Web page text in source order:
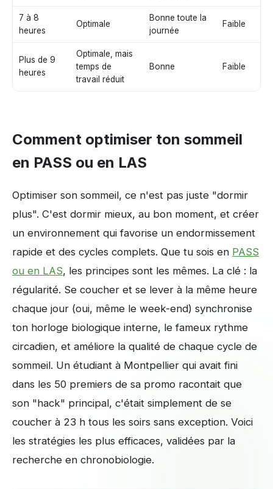
7 à 8
heures
Optimale
Bonne toute la
journée
Faible
Plus de 9
heures
Optimale, mais
temps de
travail réduit
Bonne Faible
Comment optimiser ton sommeil
en PASS ou en LAS
Optimiser son sommeil, ce n'est pas juste "dormir
plus". C'est dormir mieux, au bon moment, et créer
un environnement qui favorise un endormissement
rapide et des cycles complets. Que tu sois en PASS
ou en LAS, les principes sont les mêmes. La clé : la
régularité. Se coucher et se lever à la même heure
chaque jour (oui, même le week-end) synchronise
ton horloge biologique interne, le fameux rythme
circadien, et améliore la qualité de chaque cycle de
sommeil. Un étudiant à Montpellier qui avait fini
dans les 50 premiers de sa promo racontait que
son "hack" principal, c'était simplement de se
coucher à 23 h tous les soirs sans exception. Voici
les stratégies les plus efficaces, validées par la
recherche en chronobiologie.